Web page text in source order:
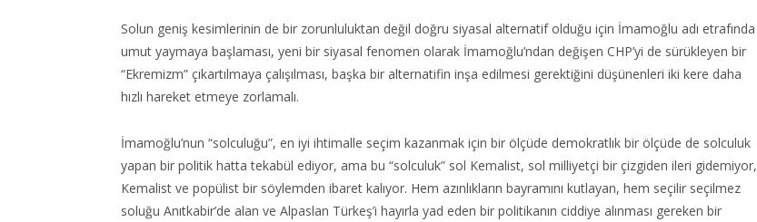
Solun geniş kesimlerinin de bir zorunluluktan değil doğru siyasal alternatif olduğu için İmamoğlu adı etrafında
umut yaymaya başlaması, yeni bir siyasal fenomen olarak İmamoğlu’ndan değişen CHP’yi de sürükleyen bir
“Ekremizm” çıkartılmaya çalışılması, başka bir alternatifin inşa edilmesi gerektiğini düşünenleri iki kere daha
hızlı hareket etmeye zorlamalı.
İmamoğlu’nun “solculuğu”, en iyi ihtimalle seçim kazanmak için bir ölçüde demokratlık bir ölçüde de solculuk
yapan bir politik hatta tekabül ediyor, ama bu “solculuk” sol Kemalist, sol milliyetçi bir çizgiden ileri gidemiyor,
Kemalist ve popülist bir söylemden ibaret kalıyor. Hem azınlıkların bayramını kutlayan, hem seçilir seçilmez
soluğu Anıtkabir’de alan ve Alpaslan Türkeş’i hayırla yad eden bir politikanın ciddiye alınması gereken bir